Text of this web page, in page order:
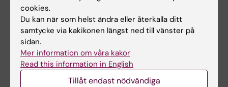
Lärplattformen
Canvas
Logga in i Canvas
Lär dig använda
Canvas i Canvas
studentguide
Information om din
studier, studentlivet
studiestart - till din
examen och framtida
arbetsliv.
cookies.
Du kan när som helst ändra eller återkalla ditt
samtycke via kakikonen längst ned till vänster på
sidan.
Mer information om våra kakor
Read this information in English
Tillåt endast nödvändiga